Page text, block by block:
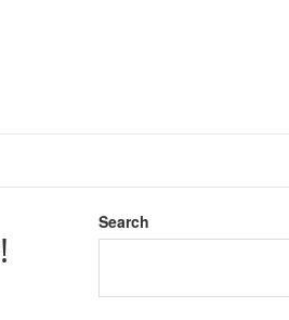
Search